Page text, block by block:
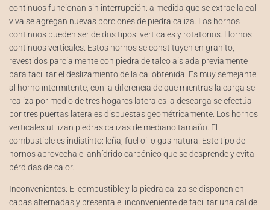
continuos funcionan sin interrupción: a medida que se extrae la cal
viva se agregan nuevas porciones de piedra caliza. Los hornos
continuos pueden ser de dos tipos: verticales y rotatorios. Hornos
continuos verticales. Estos hornos se constituyen en granito,
revestidos parcialmente con piedra de talco aislada previamente
para facilitar el deslizamiento de la cal obtenida. Es muy semejante
al horno intermitente, con la diferencia de que mientras la carga se
realiza por medio de tres hogares laterales la descarga se efectúa
por tres puertas laterales dispuestas geométricamente. Los hornos
verticales utilizan piedras calizas de mediano tamaño. El
combustible es indistinto: leña, fuel oil o gas natura. Este tipo de
hornos aprovecha el anhídrido carbónico que se desprende y evita
pérdidas de calor.
Inconvenientes: El combustible y la piedra caliza se disponen en
capas alternadas y presenta el inconveniente de facilitar una cal de